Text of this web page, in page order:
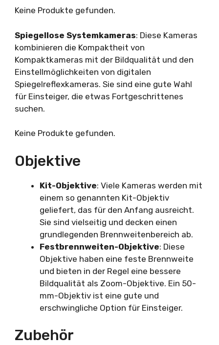
Keine Produkte gefunden.
Spiegellose Systemkameras: Diese Kameras
kombinieren die Kompaktheit von
Kompaktkameras mit der Bildqualität und den
Einstellmöglichkeiten von digitalen
Spiegelreflexkameras. Sie sind eine gute Wahl
für Einsteiger, die etwas Fortgeschrittenes
suchen.
Keine Produkte gefunden.
Objektive
Kit-Objektive: Viele Kameras werden mit
einem so genannten Kit-Objektiv
geliefert, das für den Anfang ausreicht.
Sie sind vielseitig und decken einen
grundlegenden Brennweitenbereich ab.
Festbrennweiten-Objektive: Diese
Objektive haben eine feste Brennweite
und bieten in der Regel eine bessere
Bildqualität als Zoom-Objektive. Ein 50-
mm-Objektiv ist eine gute und
erschwingliche Option für Einsteiger.
Zubehör